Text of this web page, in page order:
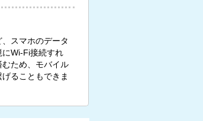
スマホのデータ
Wi-Fi接続すれ
ため、モバイル
ることもできま